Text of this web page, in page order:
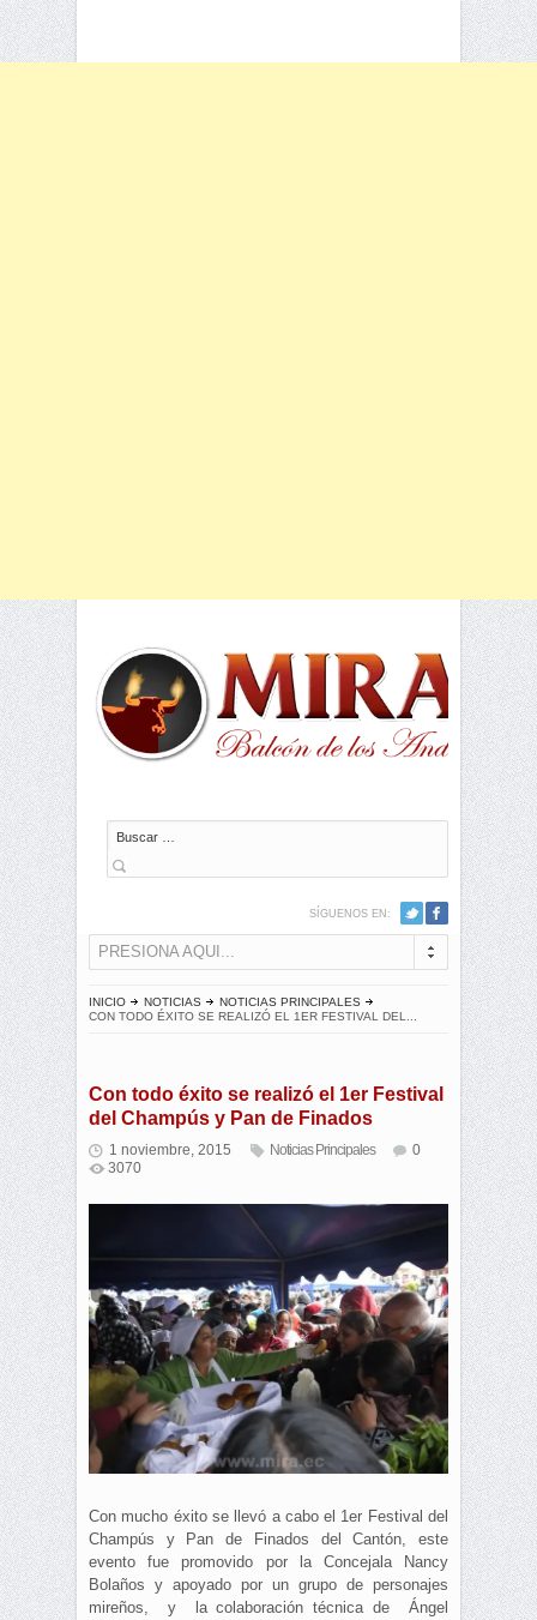
Buscar
SÍGUENOS EN:
PRESIONA AQUI...
INICIO NOTICIAS
NOTICIAS PRINCIPALES
CON TODO ÉXITO SE REALIZÓ EL 1ER FESTIVAL DEL...
Con todo éxito se realizó el 1er Festival
del Champús y Pan de Finados
1 noviembre, 2015 Noticias Principales
0
3070
Con mucho éxito se llevó a cabo el 1er Festival del
Champús y Pan de Finados del Cantón, este
evento fue promovido por la Concejala Nancy
Bolaños y apoyado por un grupo de personajes
mireños, y la colaboración técnica de Ángel